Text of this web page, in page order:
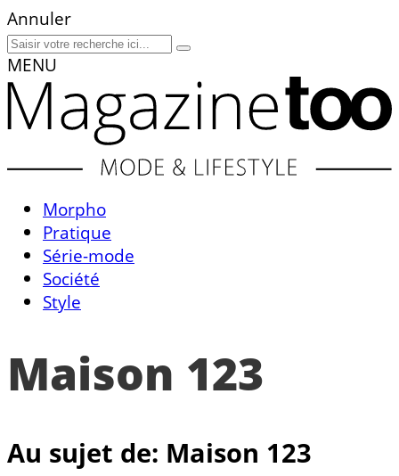
Annuler
MENU
Morpho
Pratique
Série-mode
Société
Style
Maison 123
Au sujet de: Maison 123